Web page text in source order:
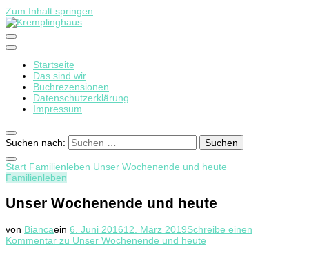
Zum Inhalt springen
Kremplinghaus
Startseite
Das sind wir
Buchrezensionen
Datenschutzerklärung
Impressum
Suchen nach:
Start Familienleben Unser Wochenende und heute
Familienleben
Unser Wochenende und heute
von Biancaein 6. Juni 201612. März 2019Schreibe einen
Kommentar zu Unser Wochenende und heute